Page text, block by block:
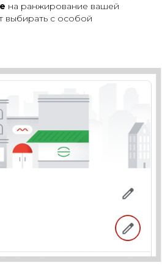
на ранжирование вашей
выбирать с особой